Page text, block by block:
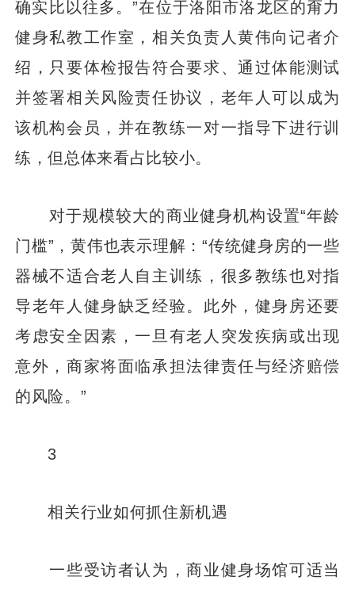
确实比以往多。”在位于洛阳市洛龙区的甭力
健身私教工作室，相关负责人黄伟向记者介
绍，只要体检报告符合要求、通过体能测试
并签署相关风险责任协议，老年人可以成为
该机构会员，并在教练一对一指导下进行训
练，但总体来看占比较小。
对于规模较大的商业健身机构设置“年龄
门槛”，黄伟也表示理解：“传统健身房的一些
器械不适合老人自主训练，很多教练也对指
导老年人健身缺乏经验。此外，健身房还要
考虑安全因素，一旦有老人突发疾病或出现
意外，商家将面临承担法律责任与经济赔偿
的风险。”
3
相关行业如何抓住新机遇
一些受访者认为，商业健身场馆可适当